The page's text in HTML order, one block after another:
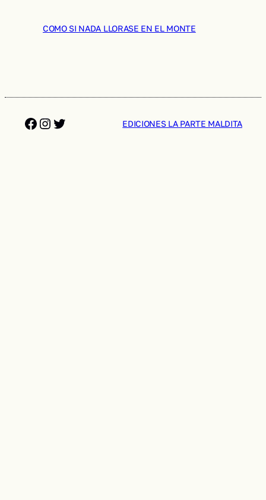
COMO SI NADA LLORASE EN EL MONTE
Facebook
Instagram
Twitter EDICIONES LA PARTE MALDITA